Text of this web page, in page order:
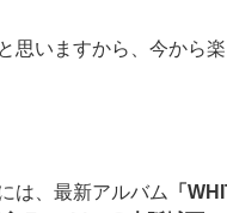
思いますから、今から楽
は、最新アルバム 「